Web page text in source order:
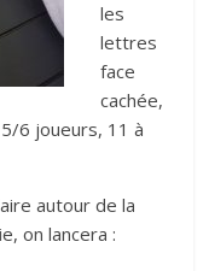
les
lettres
face
cachée,
6 joueurs, 11 à
autour de la
on lancera :